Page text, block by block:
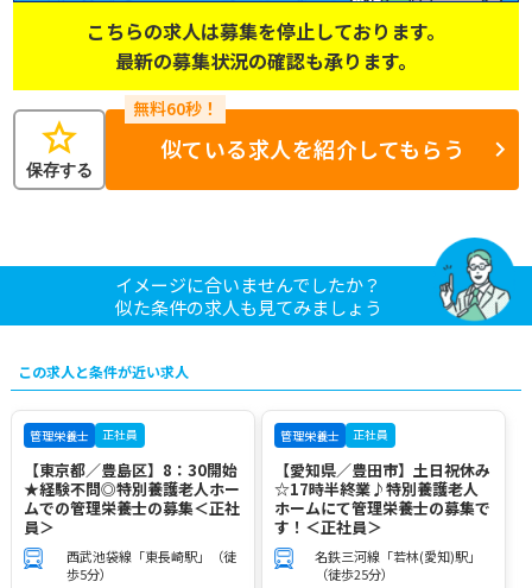
こちらの求人は募集を停止しております。
最新の募集状況の確認も承ります。
star
保存する
似ている求人を紹介してもらう
イメージに合いませんでしたか？
似た条件の求人も見てみましょう
この求人と条件が近い求人
管理栄養士 正社員
【東京都／豊島区】8：30開始
★経験不問◎特別養護老人ホー
ムでの管理栄養士の募集＜正社
員＞
西武池袋線「東長崎駅」（徒
歩5分）
管理栄養士 正社員
【愛知県／豊田市】土日祝休み
☆17時半終業♪特別養護老人
ホームにて管理栄養士の募集で
す！＜正社員＞
名鉄三河線「若林(愛知)駅」
（徒歩25分）